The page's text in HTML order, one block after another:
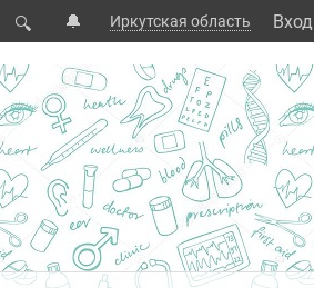
🔍 🔔 Иркутская область Вход